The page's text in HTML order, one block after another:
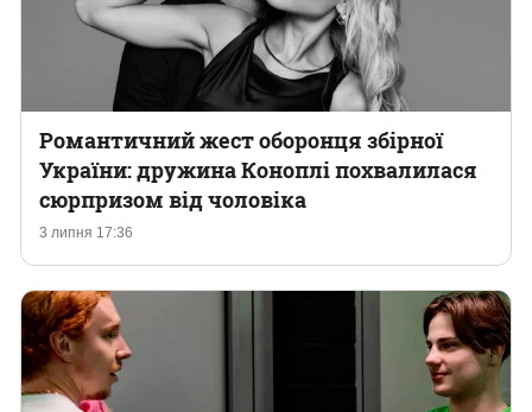
3 липня 17:36
Романтичний жест оборонця збірної
України: дружина Коноплі похвалилася
сюрпризом від чоловіка